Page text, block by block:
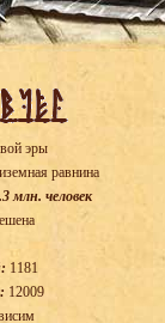
эры
равнина
млн. человек
1181
12009